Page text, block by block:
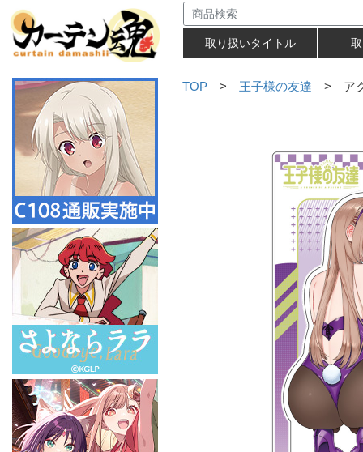
取り扱いタイトル
TOP > 王子様の友達 > アク